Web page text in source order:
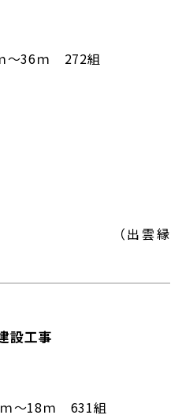
～36ｍ 272組
（出雲縁
設工事
～18ｍ 631組